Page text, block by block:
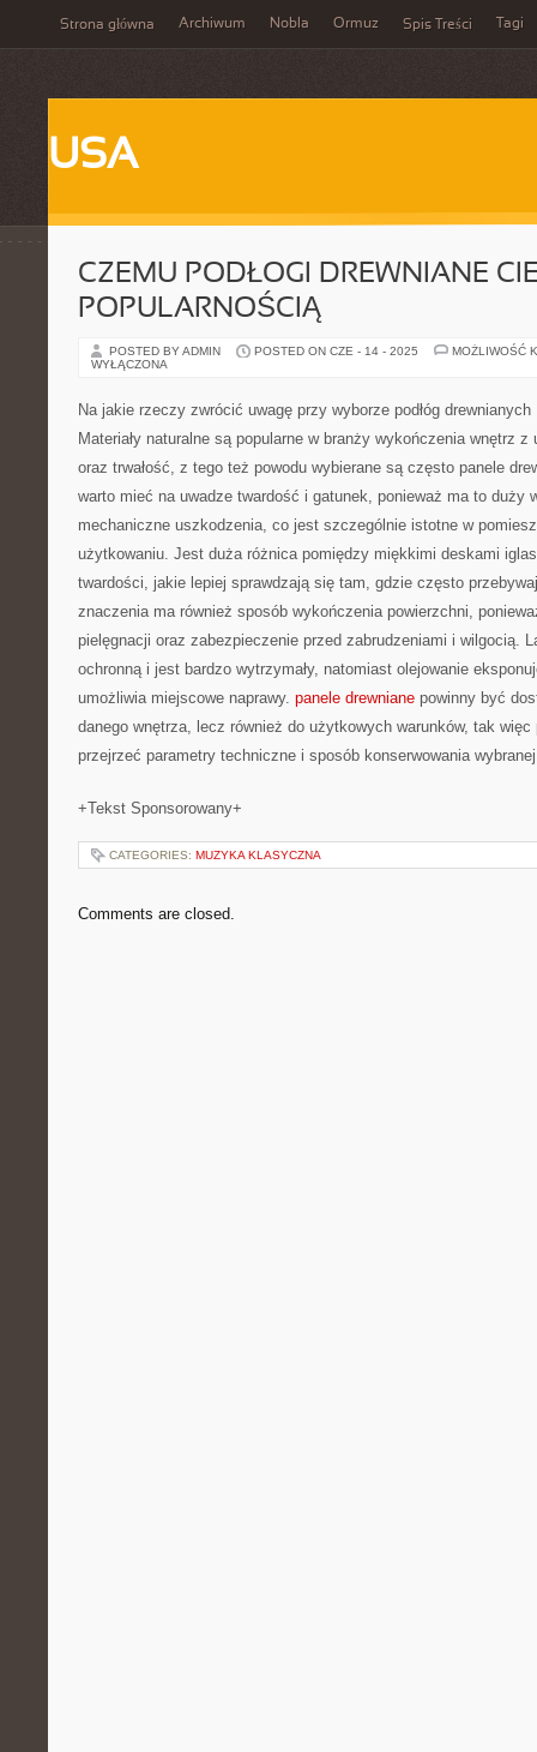
Strona główna Archiwum Nobla Ormuz Spis Treści Tagi
USA
CZEMU PODŁOGI DREWNIANE
POPULARNOŚCIĄ
POSTED BY ADMIN POSTED ON CZE - 14 - 2025
MOŻLIWOŚĆ
WYŁĄCZONA
Na jakie rzeczy zwrócić uwagę przy wyborze podłóg drewnianych
Materiały naturalne są popularne w branży wykończenia wnętrz z
oraz trwałość, z tego też powodu wybierane są często panele
warto mieć na uwadze twardość i gatunek, ponieważ ma to duży
mechaniczne uszkodzenia, co jest szczególnie istotne w
użytkowaniu. Jest duża różnica pomiędzy miękkimi deskami
twardości, jakie lepiej sprawdzają się tam, gdzie często
znaczenia ma również sposób wykończenia powierzchni,
pielęgnacji oraz zabezpieczenie przed zabrudzeniami i wilgocią.
ochronną i jest bardzo wytrzymały, natomiast olejowanie
umożliwia miejscowe naprawy. panele drewniane powinny być
danego wnętrza, lecz również do użytkowych warunków, tak więc
przejrzeć parametry techniczne i sposób konserwowania wybranej
+Tekst Sponsorowany+
CATEGORIES: MUZYKA KLASYCZNA
Comments are closed.